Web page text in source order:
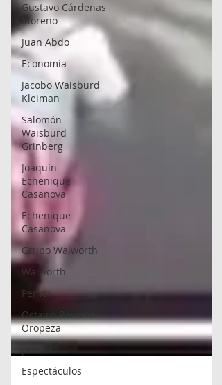
Gustavo Cárdenas
Moreno
Juan Abdo
Economía
Jacobo Waisburd
Kleiman
Salomón
Waisburd
Grinberg
Joaquín
Echenique
Casanova
Echenique
Casanova
Grupo Walworth
Walworth
Pemex
Octavio Romero
Oropeza
Espectáculos